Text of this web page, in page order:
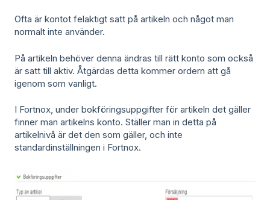
Ofta är kontot felaktigt satt på artikeln och något man
normalt inte använder.
På artikeln behöver denna ändras till rätt konto som också
är satt till aktiv. Åtgärdas detta kommer ordern att gå
igenom som vanligt.
I Fortnox, under bokföringsuppgifter för artikeln det gäller
finner man artikelns konto. Ställer man in detta på
artikelnivå är det den som gäller, och inte
standardinställningen i Fortnox.